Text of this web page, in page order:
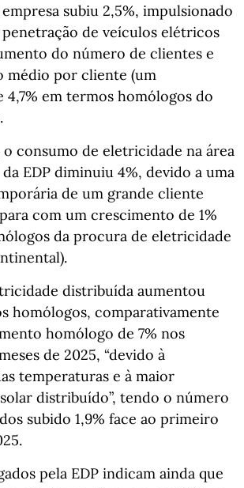
subiu 2,5%, impulsionado
de veículos elétricos
do número de clientes e
médio por cliente (um
em termos homólogos do
o consumo de eletricidade na área
EDP diminuiu 4%, devido a uma
de um grande cliente
com um crescimento de 1%
da procura de eletricidade
distribuída aumentou
homólogos, comparativamente
homólogo de 7% nos
de 2025, “devido à
temperaturas e à maior
distribuído”, tendo o número
subido 1,9% face ao primeiro
pela EDP indicam ainda que